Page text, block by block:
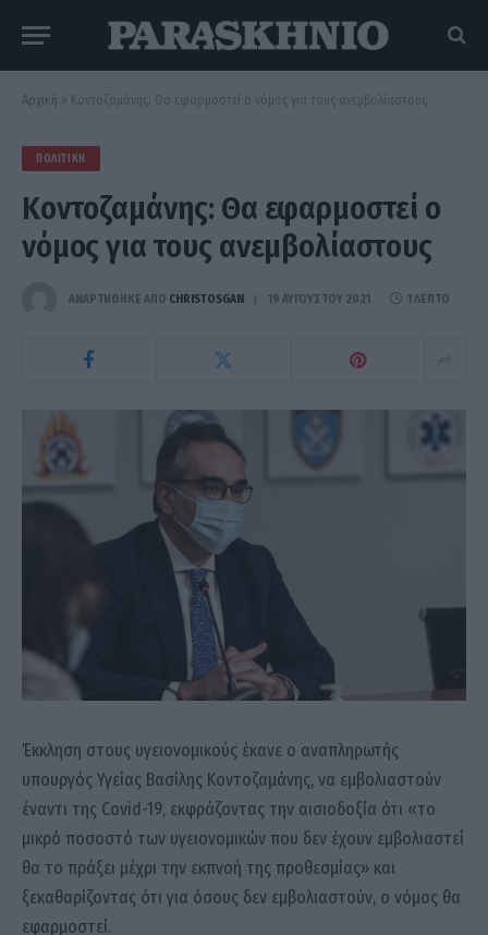
Αρχική » Κοντοζαμάνης: Θα εφαρμοστεί ο νόμος για τους ανεμβολίαστους
ΠΟΛΙΤΙΚΉ
Κοντοζαμάνης: Θα εφαρμοστεί ο
νόμος για τους ανεμβολίαστους
ΑΝΑΡΤΗΘΗΚΕ ΑΠΟ CHRISTOSGAN 19 ΑΥΓΟΎΣΤΟΥ 2021 1 ΛΕΠΤΌ
Έκκληση στους υγειονομικούς έκανε ο αναπληρωτής
υπουργός Υγείας Βασίλης Κοντοζαμάνης, να εμβολιαστούν
έναντι της Covid-19, εκφράζοντας την αισιοδοξία ότι «το
μικρό ποσοστό των υγειονομικών που δεν έχουν εμβολιαστεί
θα το πράξει μέχρι την εκπνοή της προθεσμίας» και
ξεκαθαρίζοντας ότι για όσους δεν εμβολιαστούν, ο νόμος θα
εφαρμοστεί.